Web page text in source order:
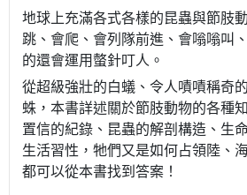
地球上充滿各式各樣的昆蟲與節肢
跳、會爬、會列隊前進、會嗡嗡叫
的還會運用螫針叮人。
從超級強壯的白蟻、令人嘖嘖稱奇
蛛，本書詳述關於節肢動物的各種
置信的紀錄、昆蟲的解剖構造、生
生活習性，牠們又是如何占領陸、
都可以從本書找到答案！